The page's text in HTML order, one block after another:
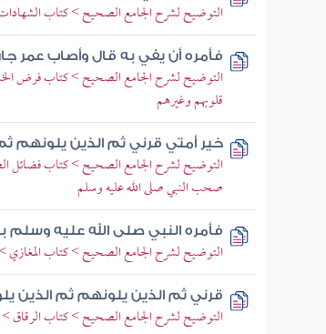
التوضيح لشرح الجامع الصحيح > كتاب
فأمره أن يفي به قال وأصاب عمر
التوضيح لشرح الجامع الصحيح > كتاب فرض
قلوبهم وغيرهم
خير أمتي قرني ثم الذين يلونهم
التوضيح لشرح الجامع الصحيح > كتاب فضائل
صحب النبي صلى الله عليه وسلم
فأمره النبي صلى الله عليه وسلم
التوضيح لشرح الجامع الصحيح > كتاب المغازي
قرني ثم الذين يلونهم ثم الذين
التوضيح لشرح الجامع الصحيح > كتاب الرقاق >